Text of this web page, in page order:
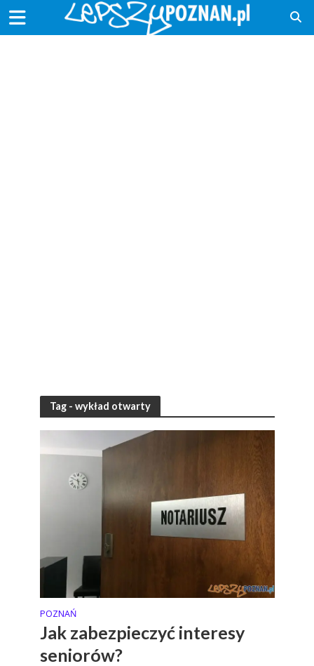
Tag - wykład otwarty
POZNAŃ
Jak zabezpieczyć interesy
seniorów?